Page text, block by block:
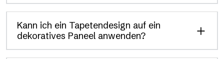
Kann ich ein Tapetendesign auf ein
dekoratives Paneel anwenden?